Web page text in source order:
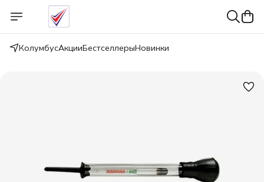
КолумбусАкцииБестселлерыНовинки